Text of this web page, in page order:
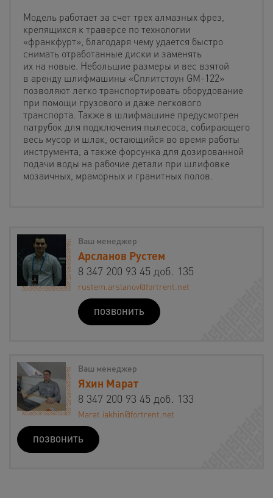
Модель работает за счет трех алмазных фрез,
крепящихся к траверсе по технологии
«франкфурт», благодаря чему удается быстро
снимать отработанные диски и заменять
их на новые. Небольшие размеры и вес взятой
в аренду шлифмашины «Сплитстоун GM-122»
позволяют легко транспортировать оборудование
при помощи грузового и даже легкового
транспорта. Также в шлифмашине предусмотрен
патрубок для подключения пылесоса, собирающего
весь мусор и шлак, остающийся во время работы
инструмента, а также форсунка для дозированной
подачи воды на рабочие детали при шлифовке
мозаичных, мраморных и гранитных полов.
Ваш менеджер
Арсланов Рустем
8 347 200 93 45 доб. 135
rustem.arslanov@fortrent.net
ПОЗВОНИТЬ
Ваш менеджер
Яхин Марат
8 347 200 93 45 доб. 133
Marat.iakhin@fortrent.net
ПОЗВОНИТЬ